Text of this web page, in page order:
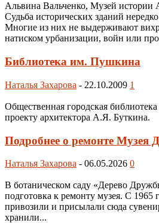
Альвина Вальченко, Музей истории
Судьба исторических зданий
Многие из них не выдерживают
натиском урбанизации, войн или
Библиотека им. Пушкина
Наталья Захарова - 22.10.2009 1
Общественная городская
проекту архитектора А.Я. Буткина.
Подробнее о ремонте Музея
Наталья Захарова - 06.05.2026 0
В ботаническом саду «Дерево
подготовка к ремонту музея. С 1965
привозили и присылали сюда
хранили...